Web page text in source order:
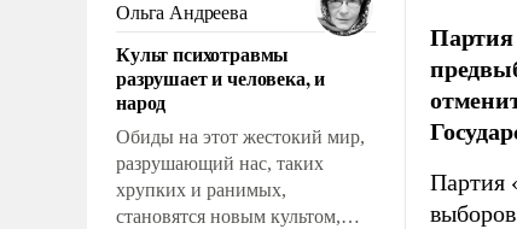
Ольга Андреева
Культ психотравмы
разрушает и человека, и
народ
Обиды на этот жестокий мир,
разрушающий нас, таких
хрупких и ранимых,
становятся новым культом,
Партия
Партия